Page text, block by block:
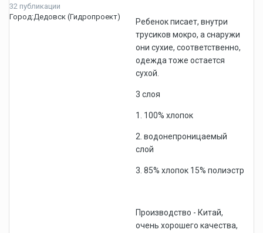
32 публикации
Город:Дедовск (Гидропроект)
Ребенок писает, внутри
трусиков мокро, а снаружи
они сухие, соответственно,
одежда тоже остается
сухой.
3 слоя
1. 100% хлопок
2. водонепроницаемый
слой
3. 85% хлопок 15% полиэстр
Производство - Китай,
очень хорошего качества,